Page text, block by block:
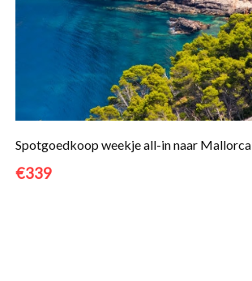
Spotgoedkoop weekje all-in naar Mallorca
€339